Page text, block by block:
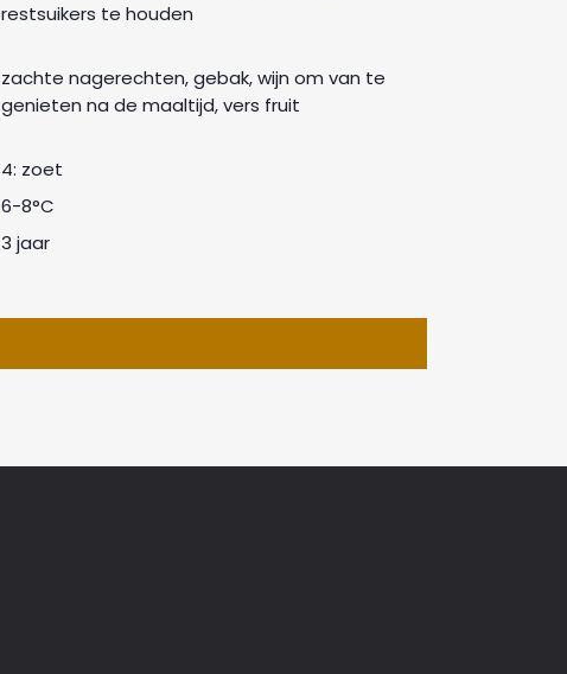
restsuikers te houden
zachte nagerechten, gebak, wijn om van te
genieten na de maaltijd, vers fruit
4: zoet
6-8°C
3 jaar